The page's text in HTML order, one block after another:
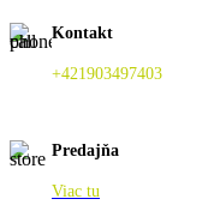
Kontakt
+421903497403
Predajňa
Viac tu